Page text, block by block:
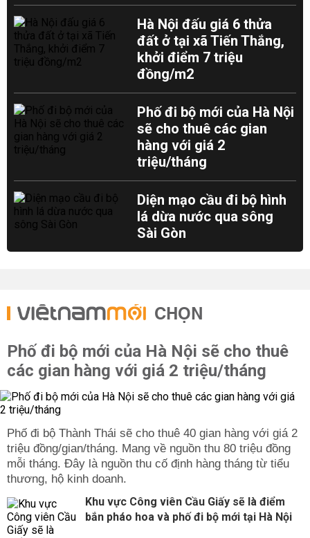
Hà Nội đấu giá 6 thửa
đất ở tại xã Tiến Thắng,
khởi điểm 7 triệu
đồng/m2
Phố đi bộ mới của Hà Nội
sẽ cho thuê các gian
hàng với giá 2
triệu/tháng
Diện mạo cầu đi bộ hình
lá dừa nước qua sông
Sài Gòn
CHỌN
Phố đi bộ mới của Hà Nội sẽ cho thuê
các gian hàng với giá 2 triệu/tháng
Phố đi bộ Thành Thái sẽ cho thuê 40 gian hàng với giá 2
triệu đồng/gian/tháng. Mang về nguồn thu 80 triệu đồng
mỗi tháng. Đây là nguồn thu cố định hàng tháng từ tiểu
thương, hộ kinh doanh.
Khu vực Công viên Cầu Giấy sẽ là điểm
bắn pháo hoa và phố đi bộ mới tại Hà Nội